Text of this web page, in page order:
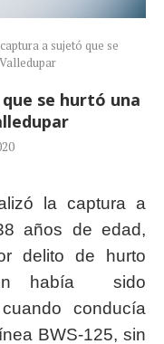
a sujetó que se
se hurtó una
la captura a
años de edad,
delito de hurto
había sido
conducía
BWS-125, sin